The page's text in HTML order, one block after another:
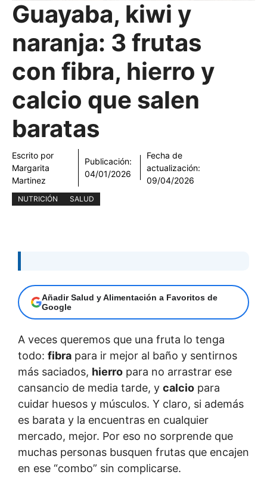
Guayaba, kiwi y
naranja: 3 frutas
con fibra, hierro y
calcio que salen
baratas
Escrito por
Margarita
Martinez
Publicación:
04/01/2026
Fecha de
actualización:
09/04/2026
NUTRICIÓN SALUD
Añadir Salud y Alimentación a Favoritos de
Google
A veces queremos que una fruta lo tenga
todo: fibra para ir mejor al baño y sentirnos
más saciados, hierro para no arrastrar ese
cansancio de media tarde, y calcio para
cuidar huesos y músculos. Y claro, si además
es barata y la encuentras en cualquier
mercado, mejor. Por eso no sorprende que
muchas personas busquen frutas que encajen
en ese “combo” sin complicarse.